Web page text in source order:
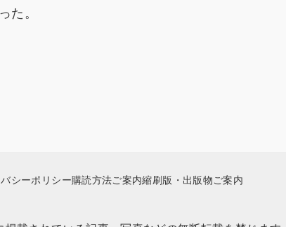
。
シーポリシー購読方法ご案内縮刷版・出版物ご案内